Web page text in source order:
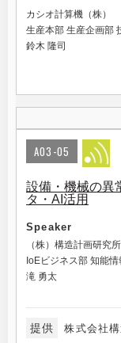
カシオ計算機（株）
生産本部 生産企画部
鈴木 隆司
A03-05
設備・機械の異
タ・AI活用
Speaker
（株）構造計画研究所
IoEビジネス部 知能
滝 勇太
提供 株式会社